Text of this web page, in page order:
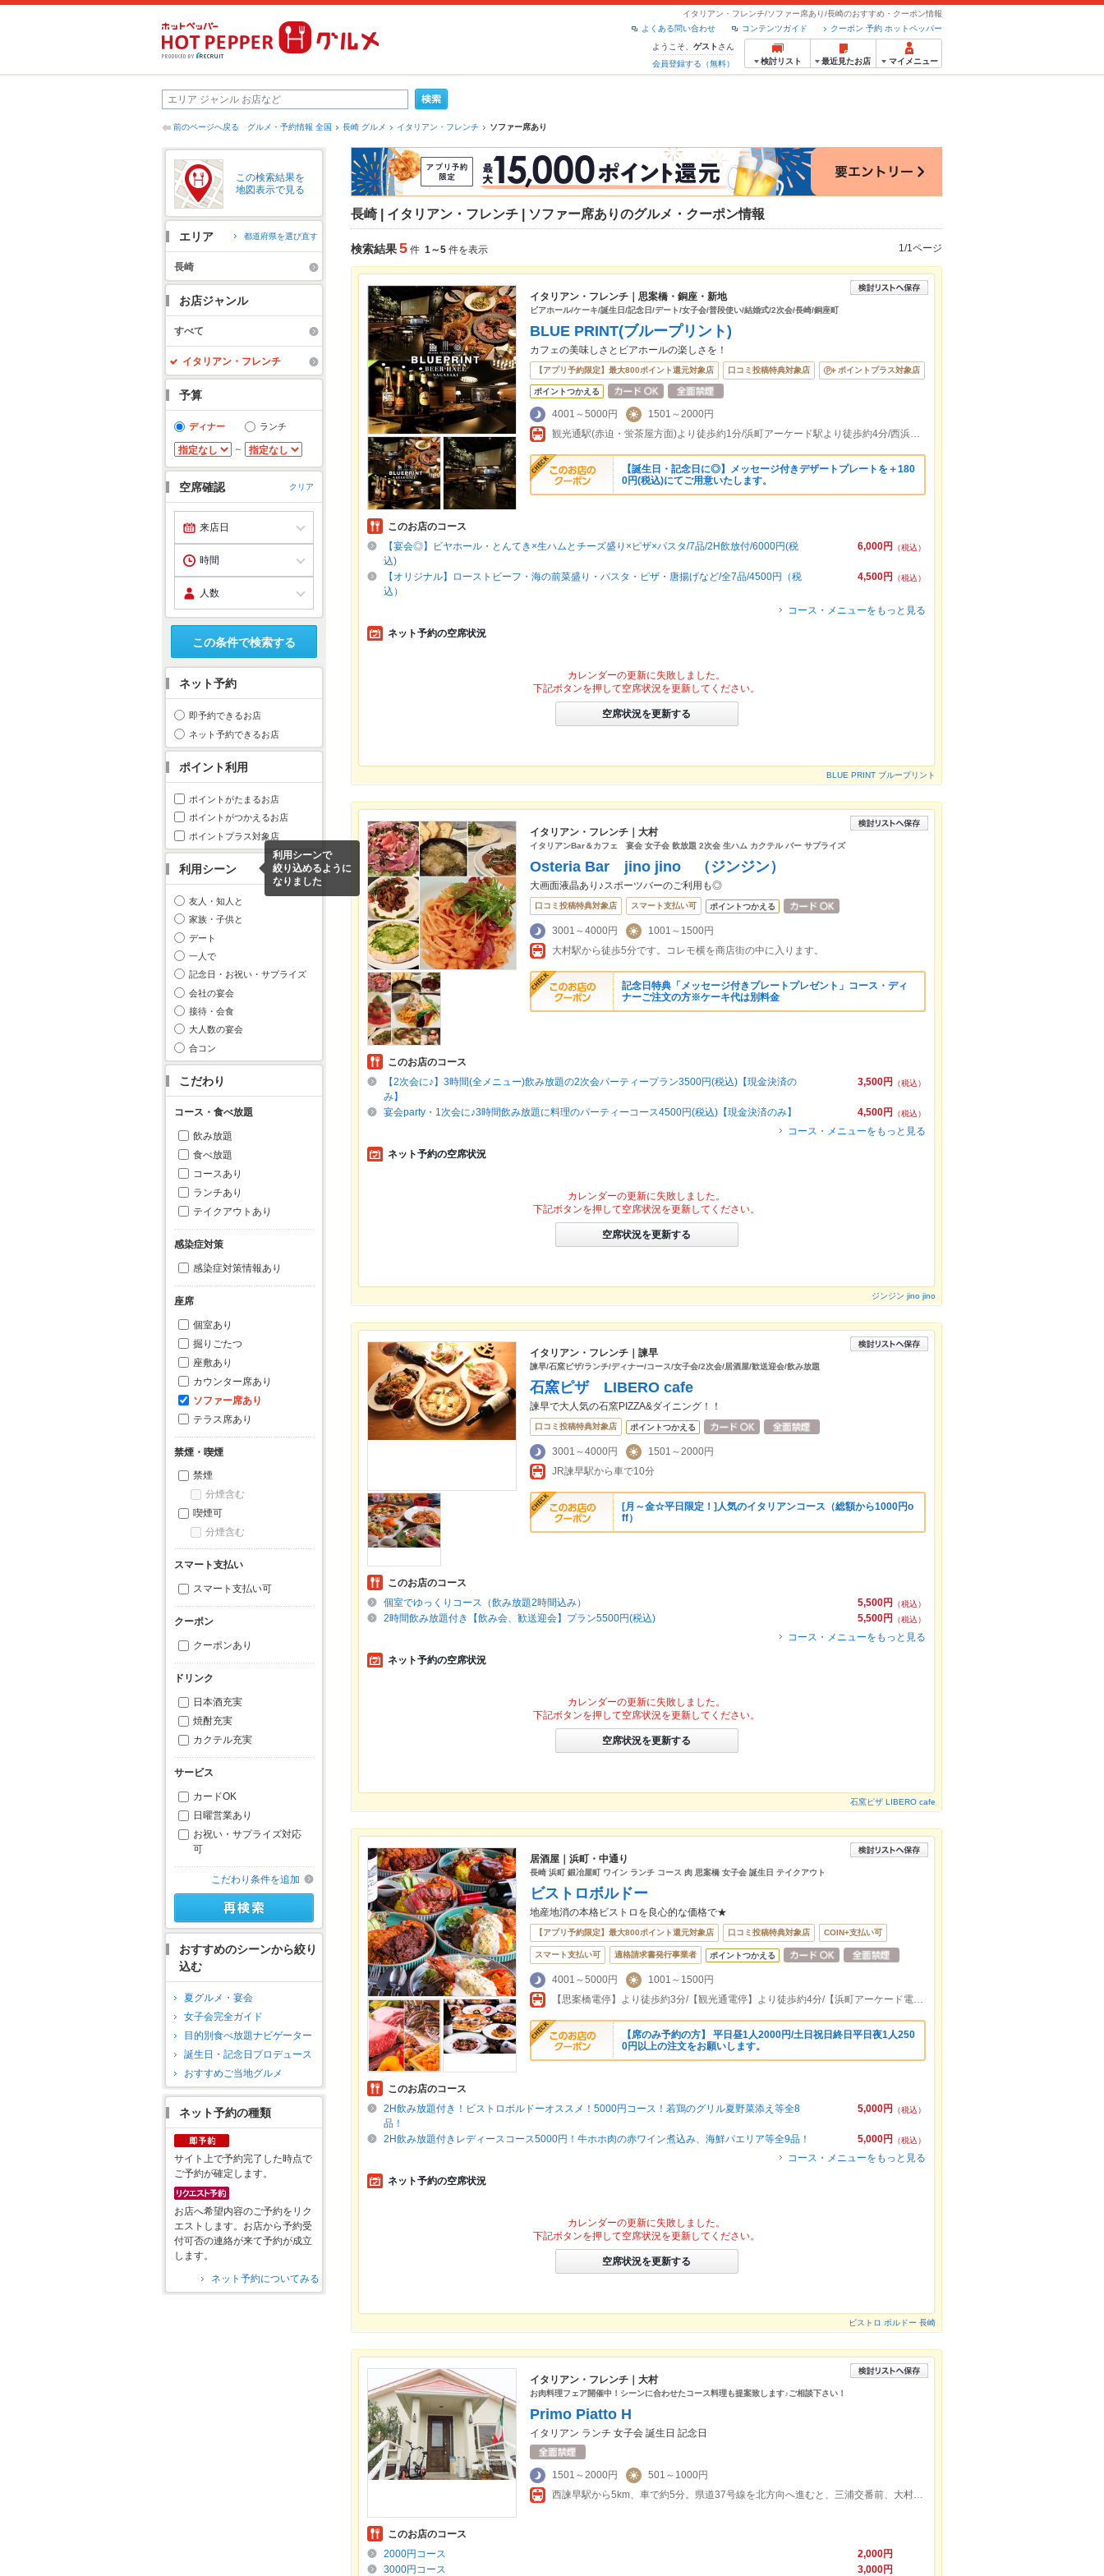
イタリアン・フレンチ/ソファー席あり/長崎のおすすめ・クーポン情報
クーポン 予約 ホットペッパー
コンテンツガイド
よくある問い合わせ
ようこそ、 ゲスト さん
会員登録する（無料）
検討リスト 最近見たお店 マイメニュー
前のページへ戻る グルメ・予約情報 全国 長崎 グルメ イタリアン・フレンチ ソファー席あり
この検索結果を
地図表示で見る
エリア 都道府県を選び直す
長崎
お店ジャンル
すべて
イタリアン・フレンチ
予算
ディナー ランチ
～
空席確認 クリア
この条件で検索する
ネット予約
即予約できるお店
ネット予約できるお店
ポイント利用
ポイントがたまるお店
ポイントがつかえるお店
ポイントプラス対象店
利用シーン
利用シーンで
絞り込めるように
なりました
友人・知人と
家族・子供と
デート
一人で
記念日・お祝い・サプライズ
会社の宴会
接待・会食
大人数の宴会
合コン
こだわり
コース・食べ放題
飲み放題
食べ放題
コースあり
ランチあり
テイクアウトあり
感染症対策
感染症対策情報あり
座席
個室あり
掘りごたつ
座敷あり
カウンター席あり
ソファー席あり
テラス席あり
禁煙・喫煙
禁煙
分煙含む
喫煙可
分煙含む
スマート支払い
スマート支払い可
クーポン
クーポンあり
ドリンク
日本酒充実
焼酎充実
カクテル充実
サービス
カードOK
日曜営業あり
お祝い・サプライズ対応
可
こだわり条件を追加
おすすめのシーンから絞り
込む
夏グルメ・宴会
女子会完全ガイド
目的別食べ放題ナビゲーター
誕生日・記念日プロデュース
おすすめご当地グルメ
ネット予約の種類
サイト上で予約完了した時点で
ご予約が確定します。
お店へ希望内容のご予約をリク
エストします。お店から予約受
付可否の連絡が来て予約が成立
します。
ネット予約についてみる
長崎 | イタリアン・フレンチ | ソファー席ありのグルメ・クーポン情報
検索結果5 件 1～5 件を表示 1/1ページ
イタリアン・フレンチ｜思案橋・銅座・新地
ビアホール/ケーキ/誕生日/記念日/デート/女子会/普段使い/結婚式/2次会/長崎/銅座町
BLUE PRINT(ブループリント)
カフェの美味しさとビアホールの楽しさを！
【アプリ予約限定】最大800ポイント還元対象店 口コミ投稿特典対象店 ポイントプラス対象店
ポイントつかえる
4001～5000円
1501～2000円
観光通駅(赤迫・蛍茶屋方面)より徒歩約1分/浜町アーケード駅より徒歩約4分/西浜町駅(赤迫・石橋方面)より徒歩約5分
【誕生日・記念日に◎】メッセージ付きデザートプレートを＋180
0円(税込)にてご用意いたします。
このお店のコース
6,000円
（税込）
【宴会◎】ビヤホール・とんてき×生ハムとチーズ盛り×ピザ×パスタ/7品/2H飲放付/6000円(税
込)
4,500円
（税込）
【オリジナル】ローストビーフ・海の前菜盛り・パスタ・ピザ・唐揚げなど/全7品/4500円（税
込）
コース・メニューをもっと見る
ネット予約の空席状況
カレンダーの更新に失敗しました。
下記ボタンを押して空席状況を更新してください。
空席状況を更新する
BLUE PRINT ブループリント
イタリアン・フレンチ｜大村
イタリアンBar＆カフェ 宴会 女子会 飲放題 2次会 生ハム カクテル バー サプライズ
Osteria Bar jino jino （ジンジン）
大画面液晶あり♪スポーツバーのご利用も◎
口コミ投稿特典対象店 スマート支払い可 ポイントつかえる
3001～4000円
1001～1500円
大村駅から徒歩5分です。コレモ横を商店街の中に入ります。
記念日特典「メッセージ付きプレートプレゼント」コース・ディ
ナーご注文の方※ケーキ代は別料金
このお店のコース
3,500円
（税込）
【2次会に♪】3時間(全メニュー)飲み放題の2次会パーティープラン3500円(税込)【現金決済の
み】
4,500円
（税込）
宴会party・1次会に♪3時間飲み放題に料理のパーティーコース4500円(税込)【現金決済のみ】
コース・メニューをもっと見る
ネット予約の空席状況
カレンダーの更新に失敗しました。
下記ボタンを押して空席状況を更新してください。
空席状況を更新する
ジンジン jino jino
イタリアン・フレンチ｜諫早
諫早/石窯ピザ/ランチ/ディナー/コース/女子会/2次会/居酒屋/歓送迎会/飲み放題
石窯ピザ LIBERO cafe
諫早で大人気の石窯PIZZA&ダイニング！！
口コミ投稿特典対象店 ポイントつかえる
3001～4000円
1501～2000円
JR諫早駅から車で10分
[月～金☆平日限定！]人気のイタリアンコース（総額から1000円o
ff）
このお店のコース
5,500円
（税込）
個室でゆっくりコース（飲み放題2時間込み）
5,500円
（税込）
2時間飲み放題付き【飲み会、歓送迎会】プラン5500円(税込)
コース・メニューをもっと見る
ネット予約の空席状況
カレンダーの更新に失敗しました。
下記ボタンを押して空席状況を更新してください。
空席状況を更新する
石窯ピザ LIBERO cafe
居酒屋｜浜町・中通り
長崎 浜町 鍛冶屋町 ワイン ランチ コース 肉 思案橋 女子会 誕生日 テイクアウト
ビストロボルドー
地産地消の本格ビストロを良心的な価格で★
【アプリ予約限定】最大800ポイント還元対象店 口コミ投稿特典対象店 COIN+支払い可
スマート支払い可 適格請求書発行事業者 ポイントつかえる
4001～5000円
1001～1500円
【思案橋電停】より徒歩約3分/【観光通電停】より徒歩約4分/【浜町アーケード電停】より徒歩約5分
【席のみ予約の方】 平日昼1人2000円/土日祝日終日平日夜1人250
0円以上の注文をお願いします。
このお店のコース
5,000円
（税込）
2H飲み放題付き！ビストロボルドーオススメ！5000円コース！若鶏のグリル夏野菜添え等全8
品！
5,000円
（税込）
2H飲み放題付きレディースコース5000円！牛ホホ肉の赤ワイン煮込み、海鮮パエリア等全9品！
コース・メニューをもっと見る
ネット予約の空席状況
カレンダーの更新に失敗しました。
下記ボタンを押して空席状況を更新してください。
空席状況を更新する
ビストロ ボルドー 長崎
イタリアン・フレンチ｜大村
お肉料理フェア開催中！シーンに合わせたコース料理も提案致します♪ご相談下さい！
Primo Piatto H
イタリアン ランチ 女子会 誕生日 記念日
1501～2000円
501～1000円
西諫早駅から5km、車で約5分。県道37号線を北方向へ進むと、三浦交番前、大村三浦郵便局の隣にお店があります。
このお店のコース
2,000円
2000円コース
3,000円
3000円コース